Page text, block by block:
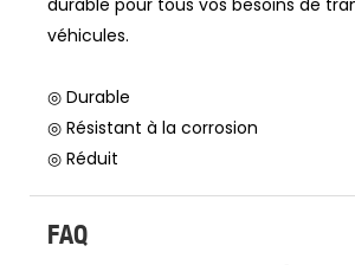
durable pour tous vos besoins de
véhicules.
◎ Durable
◎ Résistant à la corrosion
◎ Réduit
FAQ